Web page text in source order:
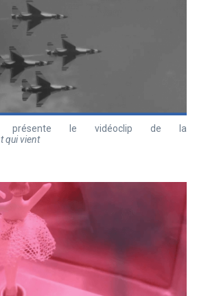
présente le vidéoclip de la
qui vient